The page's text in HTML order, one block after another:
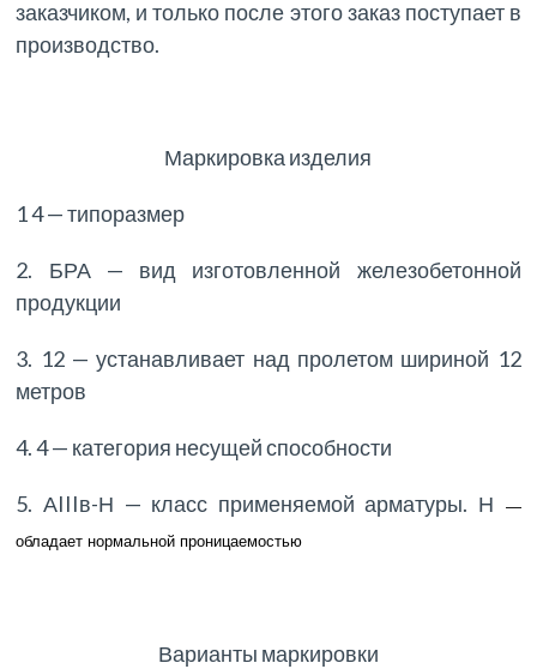
заказчиком, и только после этого заказ поступает в
производство.
Маркировка изделия
1 4 — типоразмер
2. БРА — вид изготовленной железобетонной
продукции
3. 12 — устанавливает над пролетом шириной 12
метров
4. 4 — категория несущей способности
5. АIIIв-Н — класс применяемой арматуры. Н —
обладает нормальной проницаемостью
Варианты маркировки